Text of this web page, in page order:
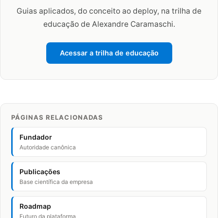
Guias aplicados, do conceito ao deploy, na trilha de
educação de Alexandre Caramaschi.
Acessar a trilha de educação
PÁGINAS RELACIONADAS
Fundador
Autoridade canônica
Publicações
Base científica da empresa
Roadmap
Futuro da plataforma